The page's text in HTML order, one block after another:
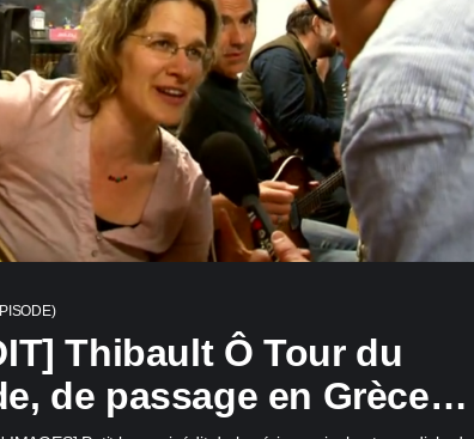
Thibault Ô Tour du
de passage en Grèce…